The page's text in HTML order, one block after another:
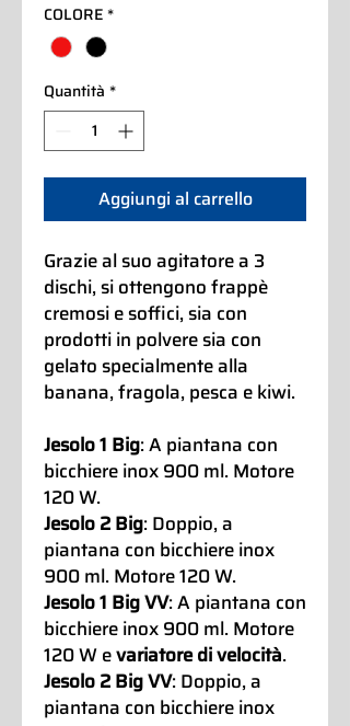
COLORE*
Quantità *
Aggiungi al carrello
Grazie al suo agitatore a 3
dischi, si ottengono frappè
cremosi e soffici, sia con
prodotti in polvere sia con
gelato specialmente alla
banana, fragola, pesca e kiwi.
Jesolo 1 Big: A piantana con
bicchiere inox 900 ml. Motore
120 W.
Jesolo 2 Big: Doppio, a
piantana con bicchiere inox
900 ml. Motore 120 W.
Jesolo 1 Big VV: A piantana con
bicchiere inox 900 ml. Motore
120 W evariatore di velocità.
Jesolo 2 Big VV: Doppio, a
piantana con bicchiere inox